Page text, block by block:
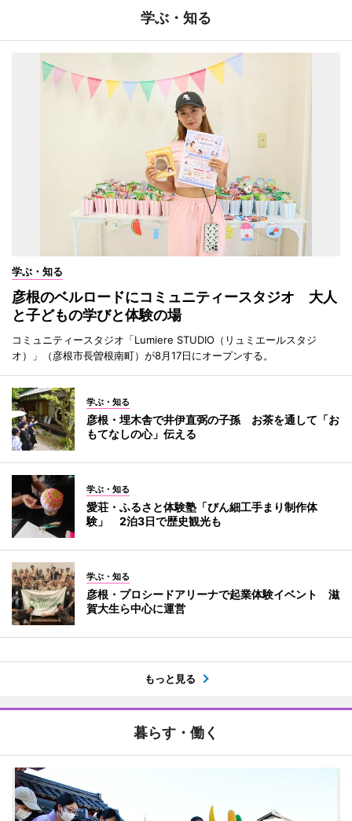
学ぶ・知る
学ぶ・知る
彦根のベルロードにコミュニティースタジオ 大人
と子どもの学びと体験の場
コミュニティースタジオ「Lumiere STUDIO（リュミエールスタジ
オ）」（彦根市長曽根南町）が8月17日にオープンする。
学ぶ・知る
彦根・埋木舎で井伊直弼の子孫 お茶を通して「お
もてなしの心」伝える
学ぶ・知る
愛荘・ふるさと体験塾「びん細工手まり制作体
験」 2泊3日で歴史観光も
学ぶ・知る
彦根・プロシードアリーナで起業体験イベント 滋
賀大生ら中心に運営
もっと見る
暮らす・働く